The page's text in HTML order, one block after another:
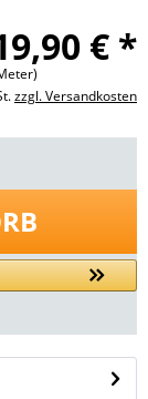
€ *
zzgl. Versandkosten